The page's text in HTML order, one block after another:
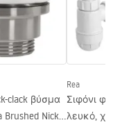
_5.pdf
clack βύσμα
Brushed Nickel
Rea
Σιφόνι
λευκό,